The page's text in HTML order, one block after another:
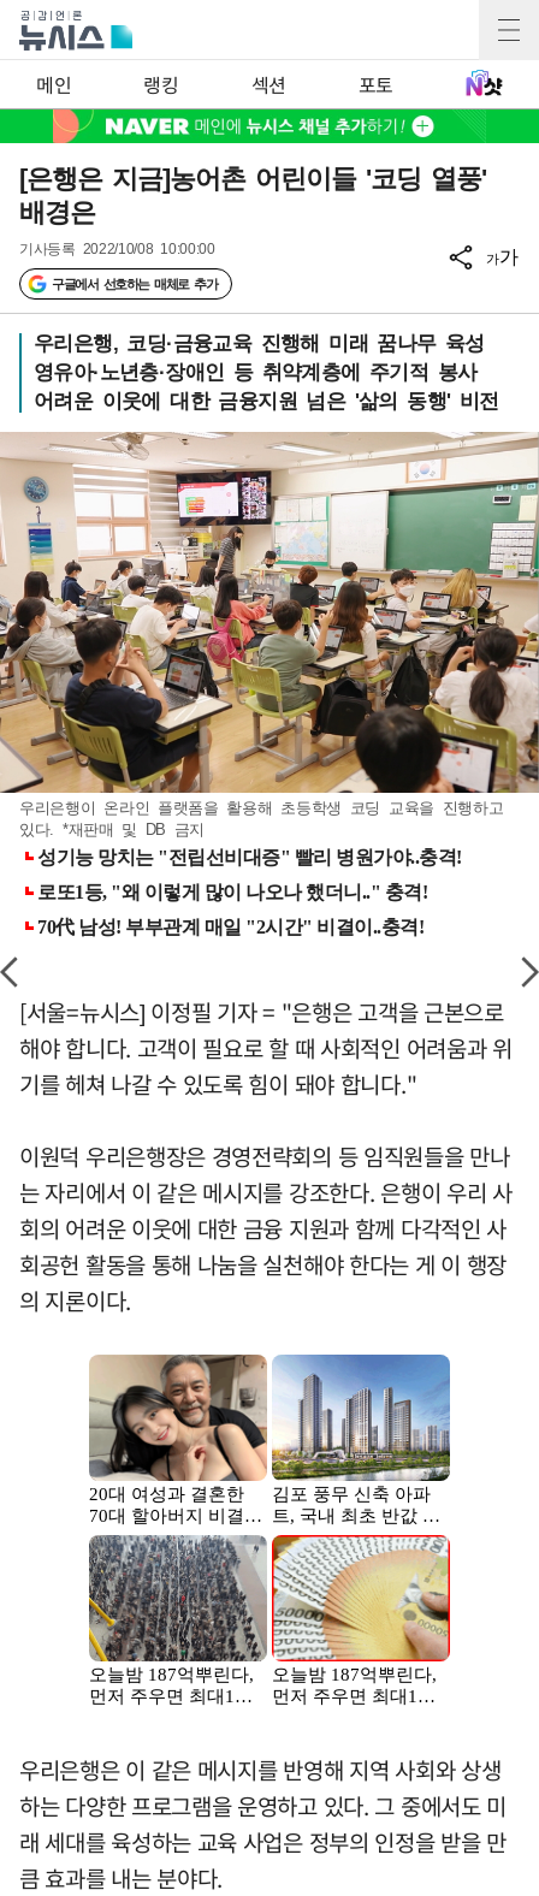
메인 랭킹 섹션 포토
[은행은 지금]농어촌 어린이들 '코딩 열풍'
배경은
기사등록 2022/10/08 10:00:00
구글에서 선호하는 매체로 추가
가가
우리은행, 코딩·금융교육 진행해 미래 꿈나무 육성
영유아·노년층·장애인 등 취약계층에 주기적 봉사
어려운 이웃에 대한 금융지원 넘은 '삶의 동행' 비전
우리은행이 온라인 플랫폼을 활용해 초등학생 코딩 교육을 진행하고
있다. *재판매 및 DB 금지
[서울=뉴시스] 이정필 기자 = "은행은 고객을 근본으로
해야 합니다. 고객이 필요로 할 때 사회적인 어려움과 위
기를 헤쳐 나갈 수 있도록 힘이 돼야 합니다."
이원덕 우리은행장은 경영전략회의 등 임직원들을 만나
는 자리에서 이 같은 메시지를 강조한다. 은행이 우리 사
회의 어려운 이웃에 대한 금융 지원과 함께 다각적인 사
회공헌 활동을 통해 나눔을 실천해야 한다는 게 이 행장
의 지론이다.
우리은행은 이 같은 메시지를 반영해 지역 사회와 상생
하는 다양한 프로그램을 운영하고 있다. 그 중에서도 미
래 세대를 육성하는 교육 사업은 정부의 인정을 받을 만
큼 효과를 내는 분야다.